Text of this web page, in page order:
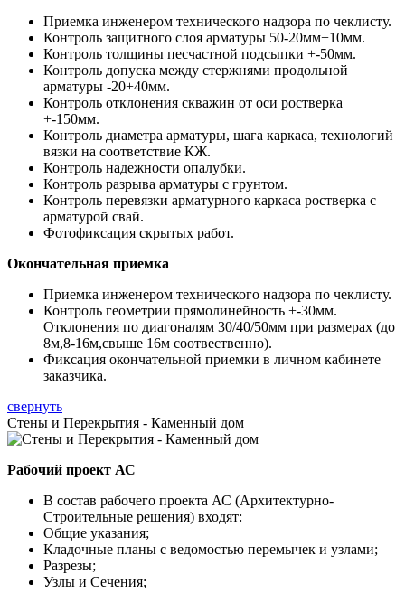
Приемка инженером технического надзора по чеклисту.
Контроль защитного слоя арматуры 50-20мм+10мм.
Контроль толщины песчастной подсыпки +-50мм.
Контроль допуска между стержнями продольной
арматуры -20+40мм.
Контроль отклонения скважин от оси ростверка
+-150мм.
Контроль диаметра арматуры, шага каркаса, технологий
вязки на соответствие КЖ.
Контроль надежности опалубки.
Контроль разрыва арматуры с грунтом.
Контроль перевязки арматурного каркаса ростверка с
арматурой свай.
Фотофиксация скрытых работ.
Окончательная приемка
Приемка инженером технического надзора по чеклисту.
Контроль геометрии прямолинейность +-30мм.
Отклонения по диагоналям 30/40/50мм при размерах (до
8м,8-16м,свыше 16м соотвественно).
Фиксация окончательной приемки в личном кабинете
заказчика.
свернуть
Стены и Перекрытия - Каменный дом
Рабочий проект АС
В состав рабочего проекта АС (Архитектурно-
Строительные решения) входят:
Общие указания;
Кладочные планы с ведомостью перемычек и узлами;
Разрезы;
Узлы и Сечения;